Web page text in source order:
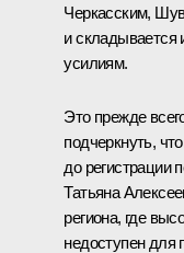
Черкасским,
и складывается
усилиям.
Это прежде
подчеркнуть,
до регистрации
Татьяна
региона, где
недоступен для